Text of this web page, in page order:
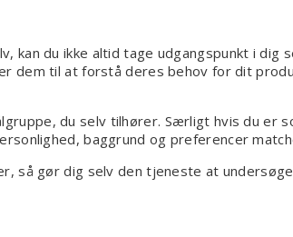
kan du ikke altid tage udgangspunkt i dig
dem til at forstå deres behov for dit
du selv tilhører. Særligt hvis du er
baggrund og preferencer
så gør dig selv den tjeneste at